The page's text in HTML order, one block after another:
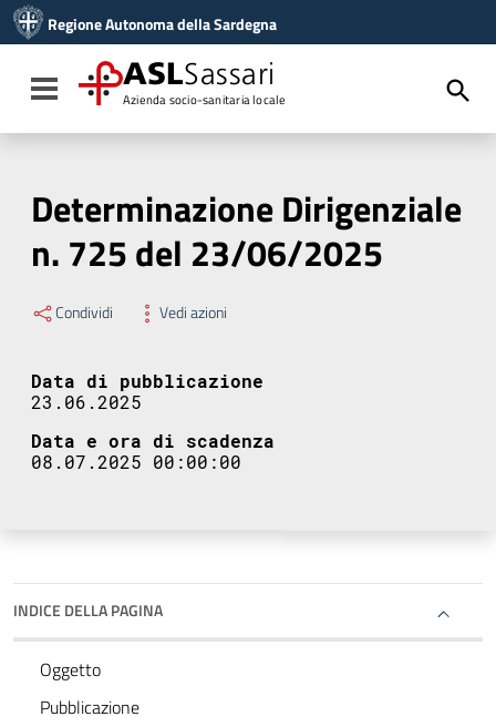
Vai al menu di navigazione
Vai al footer
Regione Autonoma della Sardegna
Toggle navigation
ASLSassari
Azienda socio-sanitaria locale
Determinazione Dirigenziale
n. 725 del 23/06/2025
Condividi Vedi azioni
Data di pubblicazione
23.06.2025
Data e ora di scadenza
08.07.2025 00:00:00
INDICE DELLA PAGINA
Oggetto
Pubblicazione